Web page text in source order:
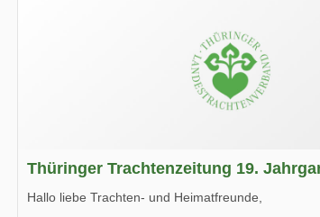
Thüringer Trachtenzeitung 19.
Hallo liebe Trachten- und Heimatfreunde,